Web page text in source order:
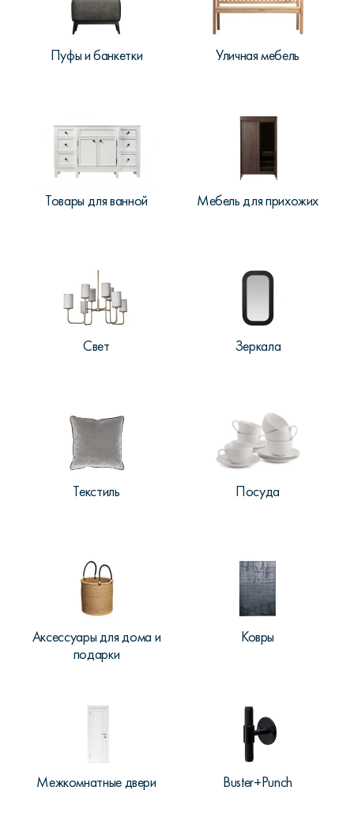
Пуфы и банкетки Уличная мебель
Товары для ванной Мебель для прихожих
Свет Зеркала
Текстиль Посуда
Аксессуары для дома и
подарки
Ковры
Межкомнатные двери Buster+Punch